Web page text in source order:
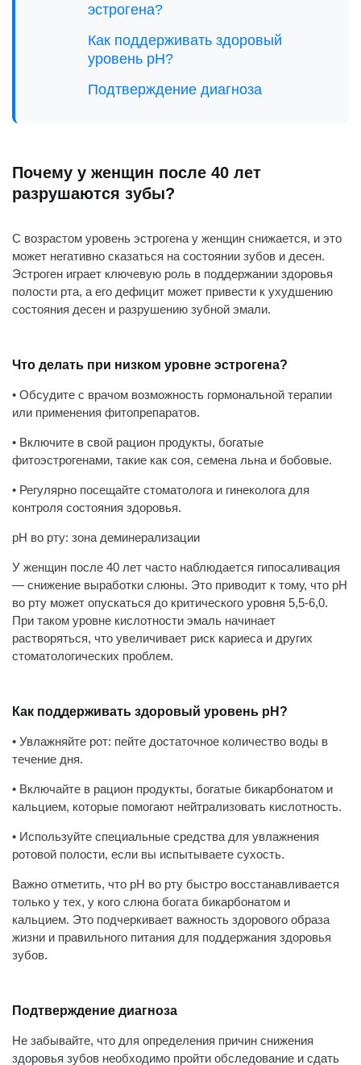
эстрогена?
Как поддерживать здоровый
уровень pH?
Подтверждение диагноза
Почему у женщин после 40 лет
разрушаются зубы?
С возрастом уровень эстрогена у женщин снижается, и это
может негативно сказаться на состоянии зубов и десен.
Эстроген играет ключевую роль в поддержании здоровья
полости рта, а его дефицит может привести к ухудшению
состояния десен и разрушению зубной эмали.
Что делать при низком уровне эстрогена?
• Обсудите с врачом возможность гормональной терапии
или применения фитопрепаратов.
• Включите в свой рацион продукты, богатые
фитоэстрогенами, такие как соя, семена льна и бобовые.
• Регулярно посещайте стоматолога и гинеколога для
контроля состояния здоровья.
pH во рту: зона деминерализации
У женщин после 40 лет часто наблюдается гипосаливация
— снижение выработки слюны. Это приводит к тому, что pH
во рту может опускаться до критического уровня 5,5-6,0.
При таком уровне кислотности эмаль начинает
растворяться, что увеличивает риск кариеса и других
стоматологических проблем.
Как поддерживать здоровый уровень pH?
• Увлажняйте рот: пейте достаточное количество воды в
течение дня.
• Включайте в рацион продукты, богатые бикарбонатом и
кальцием, которые помогают нейтрализовать кислотность.
• Используйте специальные средства для увлажнения
ротовой полости, если вы испытываете сухость.
Важно отметить, что pH во рту быстро восстанавливается
только у тех, у кого слюна богата бикарбонатом и
кальцием. Это подчеркивает важность здорового образа
жизни и правильного питания для поддержания здоровья
зубов.
Подтверждение диагноза
Не забывайте, что для определения причин снижения
здоровья зубов необходимо пройти обследование и сдать